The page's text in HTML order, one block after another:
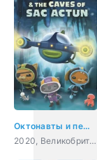
Октонавты и пещеры Сак-Актун
2020, Великобритания, США, Канада, мультфильм, комедия, приключения, семейный